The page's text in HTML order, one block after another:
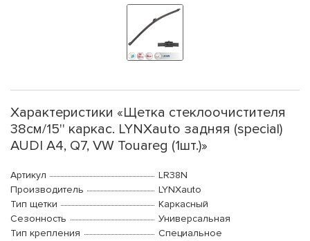
Характеристики «Щетка стеклоочистителя
38см/15'' каркас. LYNXauto задняя (special)
AUDI A4, Q7, VW Touareg (1шт.)»
Артикул
LR38N
Производитель
LYNXauto
Тип щетки
Каркасный
Сезонность
Универсальная
Тип крепления
Специальное